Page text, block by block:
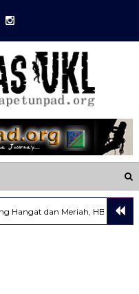
dan Meriah, HBH UKL Tahun